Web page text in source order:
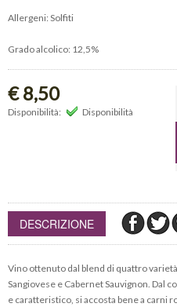
Allergeni: Solfiti
Grado alcolico: 12,5%
€ 8,50
Disponibilità: Disponibilità
DESCRIZIONE
Vino ottenuto dal blend di quattro
Sangiovese e Cabernet Sauvignon. Dal
e caratteristico, si accosta bene a carni